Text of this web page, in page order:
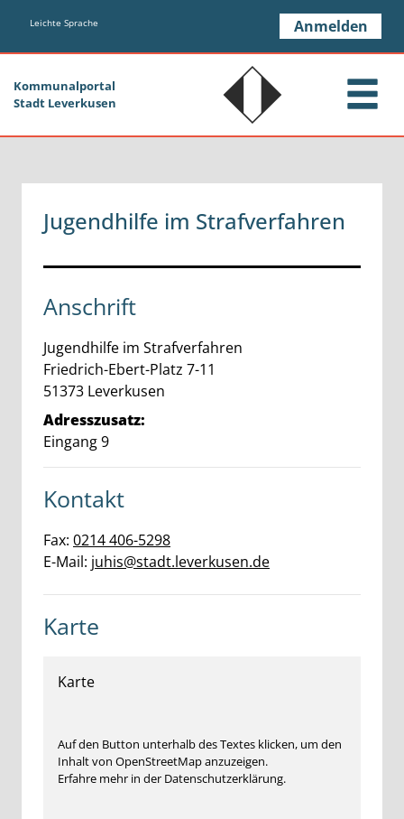
Zum Hauptinhalt springen
Leichte Sprache Anmelden
Kommunalportal
Stadt Leverkusen
Jugendhilfe im Strafverfahren
Anschrift
Jugendhilfe im Strafverfahren
Friedrich-Ebert-Platz 7-11
51373 Leverkusen
Adresszusatz:
Eingang 9
Kontakt
Fax: 0214 406-5298
E-Mail: juhis@stadt.leverkusen.de
Karte
Karte
Auf den Button unterhalb des Textes klicken, um den
Inhalt von OpenStreetMap anzuzeigen.
Erfahre mehr in der Datenschutzerklärung.